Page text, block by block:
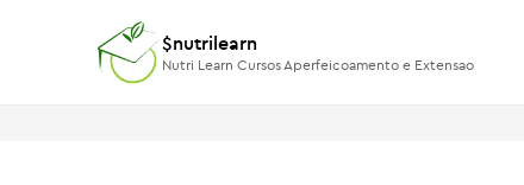
$nutrilearn
Nutri Learn Cursos Aperfeicoamento e Extensao
$nutrilearn
Nutri Learn Cursos Aperfeicoamento e Extensao